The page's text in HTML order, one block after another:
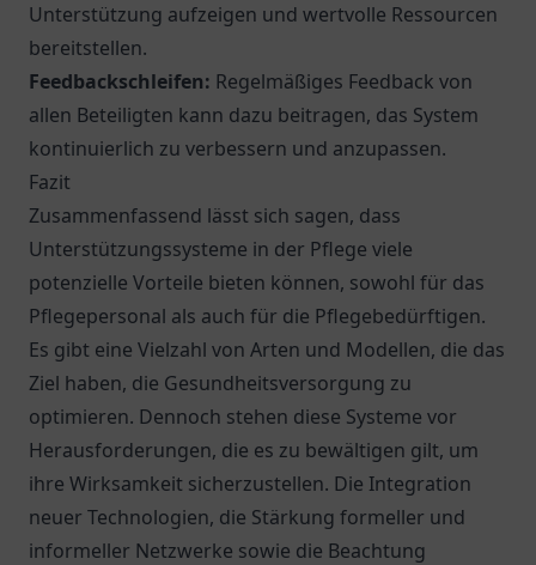
Unterstützung aufzeigen und wertvolle Ressourcen
bereitstellen.
Feedbackschleifen: Regelmäßiges Feedback von
allen Beteiligten kann dazu beitragen, das System
kontinuierlich zu verbessern und anzupassen.
Fazit
Zusammenfassend lässt sich sagen, dass
Unterstützungssysteme in der Pflege viele
potenzielle Vorteile bieten können, sowohl für das
Pflegepersonal als auch für die Pflegebedürftigen.
Es gibt eine Vielzahl von Arten und Modellen, die das
Ziel haben, die Gesundheitsversorgung zu
optimieren. Dennoch stehen diese Systeme vor
Herausforderungen, die es zu bewältigen gilt, um
ihre Wirksamkeit sicherzustellen. Die Integration
neuer Technologien, die Stärkung formeller und
informeller Netzwerke sowie die Beachtung